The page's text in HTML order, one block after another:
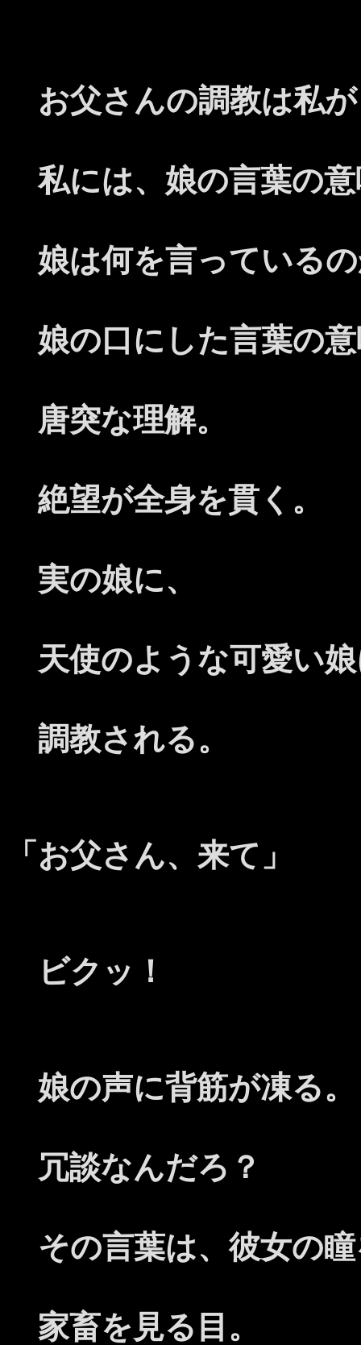
お父さんの調教は私
私には、娘の言葉の
娘は何を言っている
娘の口にした言葉の
唐突な理解。
絶望が全身を貫く。
実の娘に、
天使のような可愛い
調教される。
「お父さん、来て」
ビクッ！
娘の声に背筋が凍る。
冗談なんだろ？
その言葉は、彼女の
家畜を見る目。